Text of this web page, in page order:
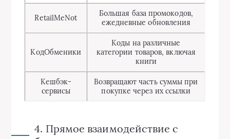
RetailMeNot
Большая база промокодов,
ежедневные обновления
КодОбменики
Коды на различные
категории товаров, включая
книги
Кешбэк-
сервисы
Возвращают часть суммы при
покупке через их ссылки
4. Прямое взаимодействие с